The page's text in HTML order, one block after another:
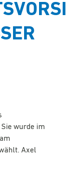
wurde im
Axel